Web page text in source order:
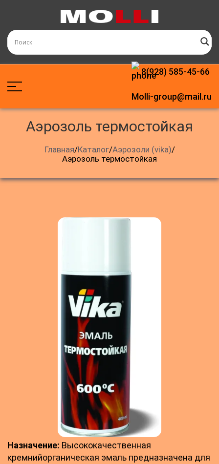
8(928) 585-45-66
Molli-group@mail.ru
аэрозоль термостойкая
Главная/Каталог/Аэрозоли (vika)/
Аэрозоль термостойкая
Назначение: Высококачественная
кремнийорганическая эмаль предназначена для